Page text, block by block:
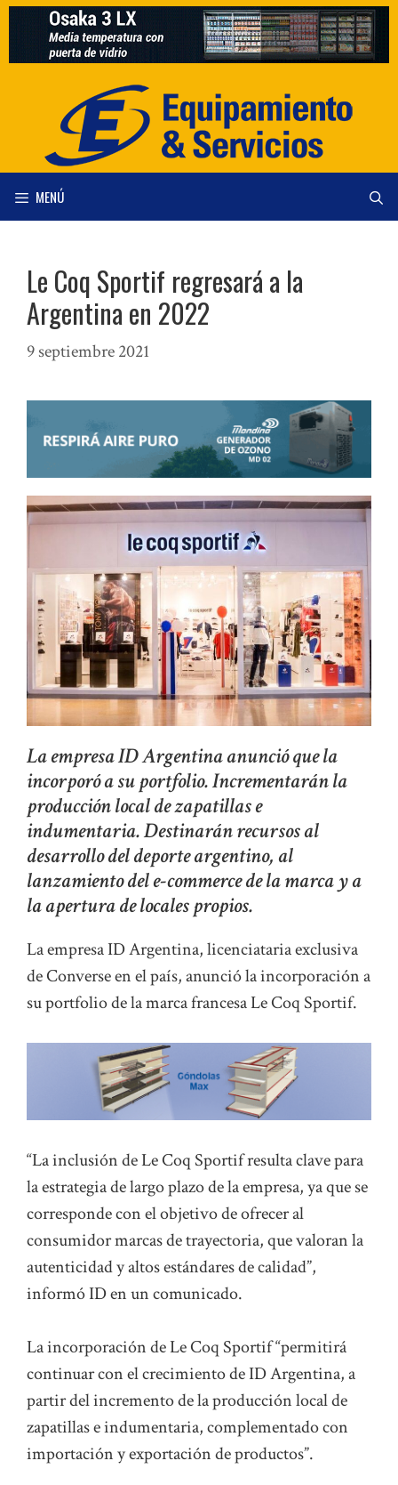
Saltar
contenido
MENÚ
Le Coq Sportif regresará a la
Argentina en 2022
9 septiembre 2021
La empresa ID Argentina anunció que la
incorporó a su portfolio. Incrementarán la
producción local de zapatillas e
indumentaria. Destinarán recursos al
desarrollo del deporte argentino, al
lanzamiento del e-commerce de la marca y a
la apertura de locales propios.
La empresa ID Argentina, licenciataria exclusiva
de Converse en el país, anunció la incorporación a
su portfolio de la marca francesa Le Coq Sportif.
“La inclusión de Le Coq Sportif resulta clave para
la estrategia de largo plazo de la empresa, ya que se
corresponde con el objetivo de ofrecer al
consumidor marcas de trayectoria, que valoran la
autenticidad y altos estándares de calidad”,
informó ID en un comunicado.
La incorporación de Le Coq Sportif “permitirá
continuar con el crecimiento de ID Argentina, a
partir del incremento de la producción local de
zapatillas e indumentaria, complementado con
importación y exportación de productos”.